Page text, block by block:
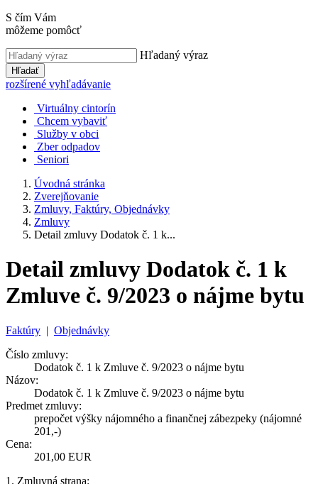
S čím Vám
môžeme pomôcť
Hľadaný výraz
Hľadať
rozšírené vyhľadávanie
Virtuálny cintorín
Chcem vybaviť
Služby v obci
Zber odpadov
Seniori
Úvodná stránka
Zverejňovanie
Zmluvy, Faktúry, Objednávky
Zmluvy
Detail zmluvy Dodatok č. 1 k...
Detail zmluvy Dodatok č. 1 k
Zmluve č. 9/2023 o nájme bytu
Faktúry | Objednávky
Číslo zmluvy:
Dodatok č. 1 k Zmluve č. 9/2023 o nájme bytu
Názov:
Dodatok č. 1 k Zmluve č. 9/2023 o nájme bytu
Predmet zmluvy:
prepočet výšky nájomného a finančnej zábezpeky (nájomné
201,-)
Cena:
201,00 EUR
1. Zmluvná strana: